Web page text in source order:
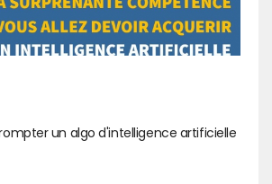
un algo d'intelligence artificielle